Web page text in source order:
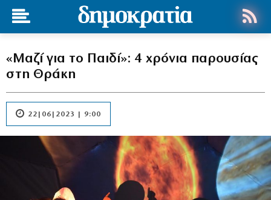
«Μαζί για το Παιδί»: 4 χρόνια παρουσίας
στη Θράκη
22|06|2023 | 9:00